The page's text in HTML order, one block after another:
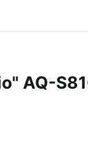
AQ-